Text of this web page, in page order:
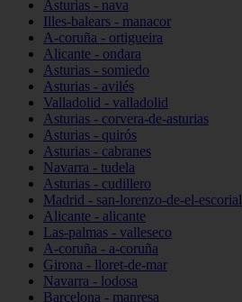
Asturias - nava
Illes-balears - manacor
A-coruña - ortigueira
Alicante - ondara
Asturias - somiedo
Asturias - avilés
Valladolid - valladolid
Asturias - corvera-de-asturias
Asturias - quirós
Asturias - cabranes
Navarra - tudela
Asturias - cudillero
Madrid - san-lorenzo-de-el-escorial
Alicante - alicante
Las-palmas - valleseco
A-coruña - a-coruña
Girona - lloret-de-mar
Navarra - lodosa
Barcelona - manresa